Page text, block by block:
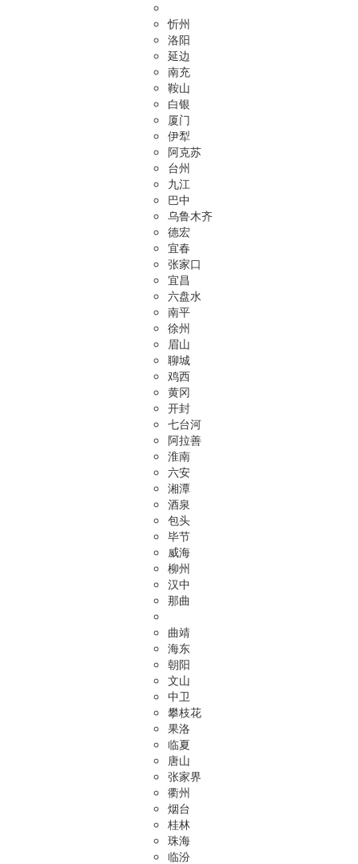
忻州
洛阳
延边
南充
鞍山
白银
厦门
伊犁
阿克苏
台州
九江
巴中
乌鲁木齐
德宏
宜春
张家口
宜昌
六盘水
南平
徐州
眉山
聊城
鸡西
黄冈
开封
七台河
阿拉善
淮南
六安
湘潭
酒泉
包头
毕节
威海
柳州
汉中
那曲
曲靖
海东
朝阳
文山
中卫
攀枝花
果洛
临夏
唐山
张家界
衢州
烟台
桂林
珠海
临汾